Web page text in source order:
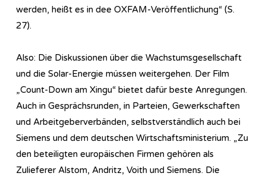
werden, heißt es in dee OXFAM-Veröffentlichung“ (S.
27).
Also: Die Diskussionen über die Wachstumsgesellschaft
und die Solar-Energie müssen weitergehen. Der Film
„Count-Down am Xingu“ bietet dafür beste Anregungen.
Auch in Gesprächsrunden, in Parteien, Gewerkschaften
und Arbeitgeberverbänden, selbstverständlich auch bei
Siemens und dem deutschen Wirtschaftsministerium. „Zu
den beteiligten europäischen Firmen gehören als
Zulieferer Alstom, Andritz, Voith und Siemens. Die